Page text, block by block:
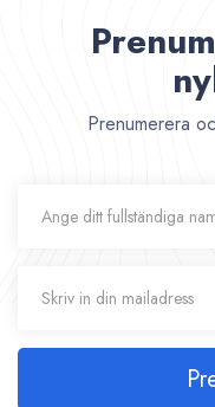
Prenumerera